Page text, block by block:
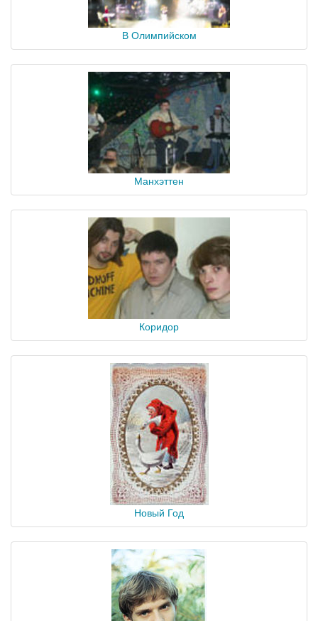
В Олимпийском
Манхэттен
Коридор
Новый Год